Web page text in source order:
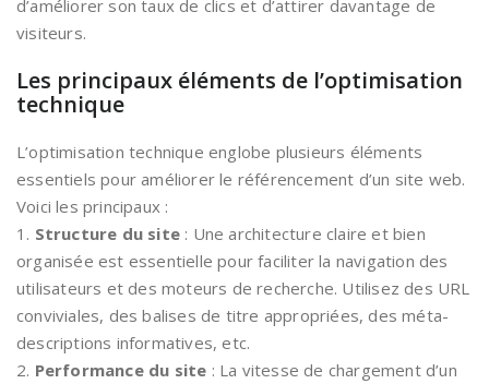
d’améliorer son taux de clics et d’attirer davantage de
visiteurs.
Les principaux éléments de l’optimisation
technique
L’optimisation technique englobe plusieurs éléments
essentiels pour améliorer le référencement d’un site web.
Voici les principaux :
1. Structure du site : Une architecture claire et bien
organisée est essentielle pour faciliter la navigation des
utilisateurs et des moteurs de recherche. Utilisez des URL
conviviales, des balises de titre appropriées, des méta-
descriptions informatives, etc.
2. Performance du site : La vitesse de chargement d’un